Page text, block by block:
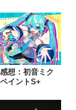
想：初音ミク
イントS+